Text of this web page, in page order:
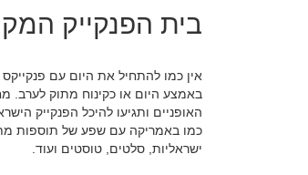
בית הפנקייק
אין כמו להתחיל את היום עם
באמצע היום או כקינוח מתוק לערב.
האופניים ותגיעו להיכל הפנקייק
כמו באמריקה עם שפע של תוספות
ישראליות, סלטים, טוסטים ועוד.